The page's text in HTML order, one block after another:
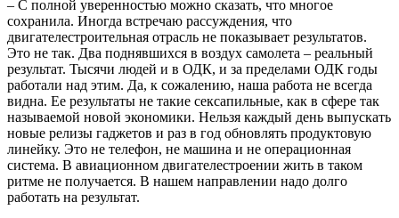
– С полной уверенностью можно сказать, что многое
сохранила. Иногда встречаю рассуждения, что
двигателестроительная отрасль не показывает результатов.
Это не так. Два поднявшихся в воздух самолета – реальный
результат. Тысячи людей и в ОДК, и за пределами ОДК годы
работали над этим. Да, к сожалению, наша работа не всегда
видна. Ее результаты не такие сексапильные, как в сфере так
называемой новой экономики. Нельзя каждый день выпускать
новые релизы гаджетов и раз в год обновлять продуктовую
линейку. Это не телефон, не машина и не операционная
система. В авиационном двигателестроении жить в таком
ритме не получается. В нашем направлении надо долго
работать на результат.